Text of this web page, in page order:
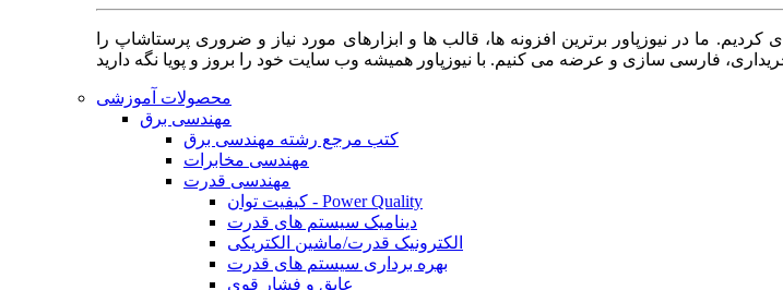
ما در نیوزپاور برترین افزونه ها، قالب ها و ابزارهای مورد نیاز و ضروری پرستاشاپ را
محصولات آموزشی
مهندسی برق
کتب مرجع رشته مهندسی برق
مهندسی مخابرات
مهندسی قدرت
کیفیت توان - Power Quality
دینامیک سیستم های قدرت
الکترونیک قدرت/ماشین الکتریکی
بهره برداری سیستم های قدرت
عایق و فشار قوی